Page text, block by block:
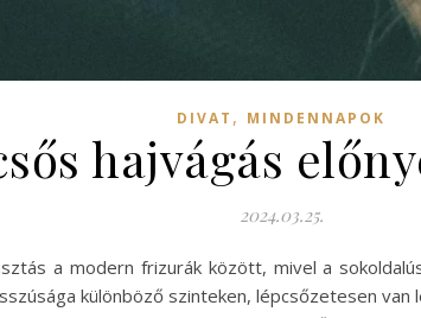
DIVAT , MINDENNAPOK
hajvágás
2024.03.25.
a modern frizurák között, mivel a
különböző szinteken, lépcsőzetesen